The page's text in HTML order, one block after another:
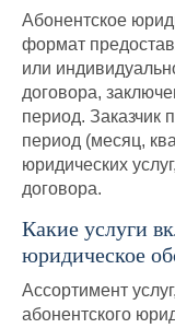
Абонентское
формат
или
договора,
период. Заказчик
период (месяц,
юридических
договора.
Какие услуги
юридическое
Ассортимент
абонентского